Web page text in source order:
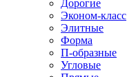
Дорогие
Эконом-класс
Элитные
Форма
П-образные
Угловые